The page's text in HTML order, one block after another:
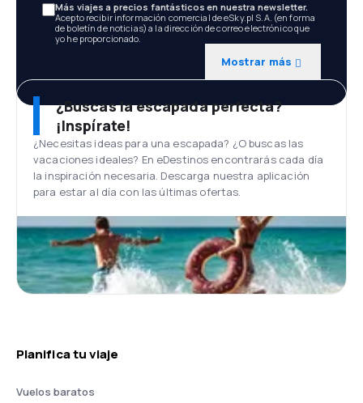
Más viajes a precios fantásticos en nuestra newsletter.
Acepto recibir información comercial de eSky.pl S.A. (en forma
de boletín de noticias) a la dirección de correo electrónico que
yo he proporcionado.
Mostrar más
¿Buscas la escapada perfecta?
¡Inspírate!
¿Necesitas ideas para una escapada? ¿O buscas las
vacaciones ideales? En eDestinos encontrarás cada día
la inspiración necesaria. Descarga nuestra aplicación
para estar al día con las últimas ofertas.
Planifica tu viaje
Vuelos baratos